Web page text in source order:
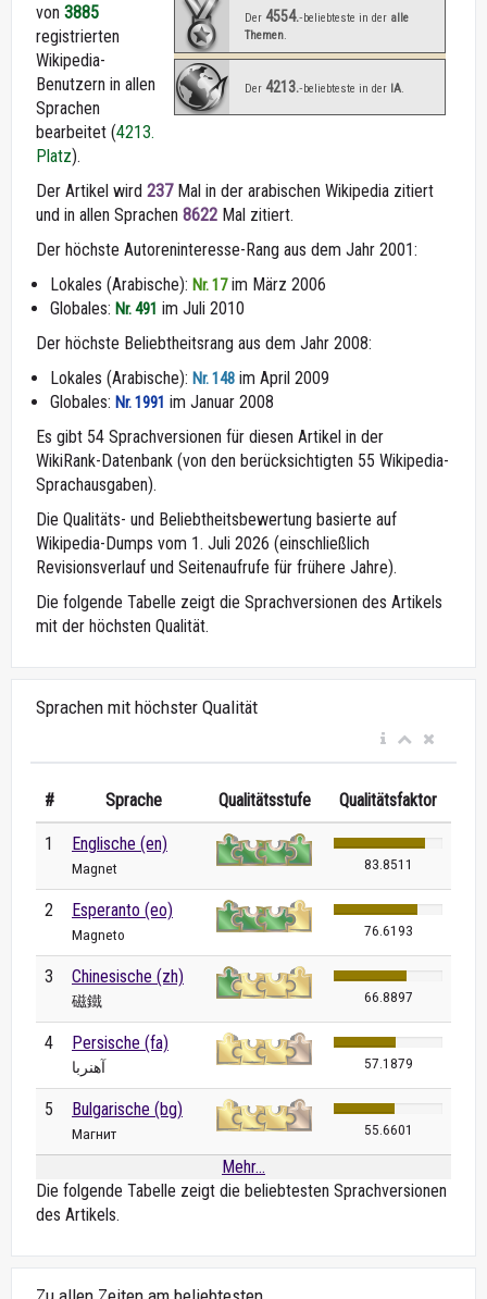
Der 4554.‑beliebteste in der alle
Themen.
Der 4213.‑beliebteste in der IA
von 3885
registrierten
Wikipedia-
Benutzern in allen
Sprachen
bearbeitet (4213.
Platz).
Der Artikel wird 237Mal in der arabischen Wikipedia zitiert
und in allen Sprachen 8622 Mal zitiert.
Der höchste Autoreninteresse-Rang aus dem Jahr 2001:
Lokales (Arabische): Nr. 17im März 2006
Globales: Nr. 491 im Juli 2010
Der höchste Beliebtheitsrang aus dem Jahr 2008:
Lokales (Arabische): Nr. 148 im April 2009
Globales: Nr. 1991 im Januar 2008
Es gibt 54 Sprachversionen für diesen Artikel in der
WikiRank-Datenbank (von den berücksichtigten 55 Wikipedia-
Sprachausgaben).
Die Qualitäts- und Beliebtheitsbewertung basierte auf
Wikipedia-Dumps vom 1. Juli 2026 (einschließlich
Revisionsverlauf und Seitenaufrufe für frühere Jahre).
Die folgende Tabelle zeigt die Sprachversionen des Artikels
mit der höchsten Qualität.
Sprachen mit höchster Qualität
# Sprache Qualitätsstufe Qualitätsfaktor
1 Englische (en)
Magnet 83.8511
2 Esperanto (eo)
Magneto 76.6193
3 Chinesische (zh)
磁鐵 66.8897
4 Persische (fa)
آهنربا 57.1879
5 Bulgarische (bg)
Магнит 55.6601
Mehr...
Die folgende Tabelle zeigt die beliebtesten Sprachversionen
des Artikels.